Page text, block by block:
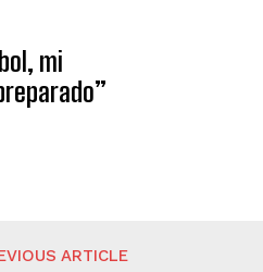
​​mi
ARTICLE